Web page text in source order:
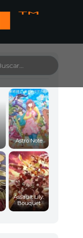
Astro Note
Assault Lily:
Bouquet